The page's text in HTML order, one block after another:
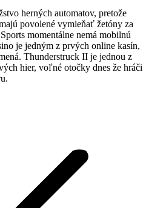
herných automatov, pretože
povolené vymieňať žetóny za
momentálne nemá mobilnú
je jedným z prvých online kasín,
Thunderstruck II je jednou z
hier, voľné otočky dnes že hráči